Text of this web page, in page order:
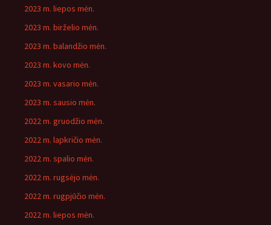
2023 m. liepos mėn.
2023 m. birželio mėn.
2023 m. balandžio mėn.
2023 m. kovo mėn.
2023 m. vasario mėn.
2023 m. sausio mėn.
2022 m. gruodžio mėn.
2022 m. lapkričio mėn.
2022 m. spalio mėn.
2022 m. rugsėjo mėn.
2022 m. rugpjūčio mėn.
2022 m. liepos mėn.